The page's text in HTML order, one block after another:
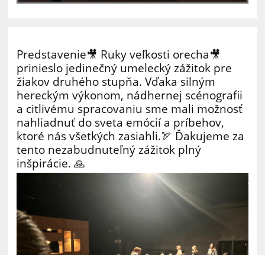
Predstavenie🎥 Ruky veľkosti orecha🎥
prinieslo jedinečný umelecký zážitok pre
žiakov druhého stupňa. Vďaka silným
hereckým výkonom, nádhernej scénografii
a citlivému spracovaniu sme mali možnosť
nahliadnuť do sveta emócií a príbehov,
ktoré nás všetkých zasiahli.🏹 Ďakujeme za
tento nezabudnuteľný zážitok plný
inšpirácie. 🙏